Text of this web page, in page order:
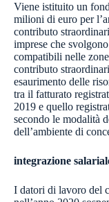
Viene istituito un
milioni di euro per
contributo
imprese che
compatibili nelle
contributo
esaurimento delle
tra il fatturato
2019 e quello
secondo le modalità
dell’ambiente di
integrazione
I datori di lavoro del